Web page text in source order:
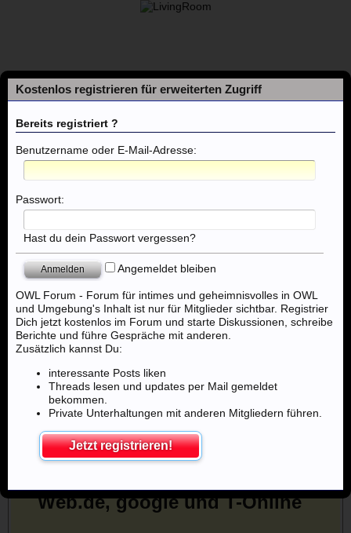
Foren ..:: Massagen ::.. Massage - Osnabrück, Nordhorn,
Web.de, google und T-Online
Foren
Themen mit aktuellen Beiträgen
Kostenlos registrieren für erweiterten Zugriff
Bereits registriert ?
Benutzername oder E-Mail-Adresse:
Passwort:
Hast du dein Passwort vergessen?
Angemeldet bleiben
OWL Forum - Forum für intimes und geheimnisvolles in OWL
und Umgebung's Inhalt ist nur für Mitglieder sichtbar. Registrier
Dich jetzt kostenlos im Forum und starte Diskussionen, schreibe
Berichte und führe Gespräche mit anderen.
Zusätzlich kannst Du:
interessante Posts liken
Threads lesen und updates per Mail gemeldet
bekommen.
Private Unterhaltungen mit anderen Mitgliedern führen.
Jetzt registrieren!